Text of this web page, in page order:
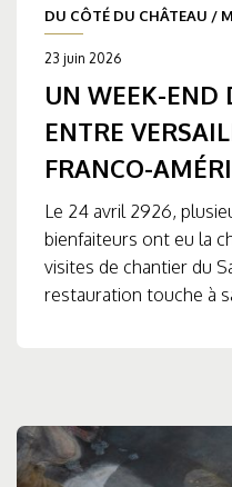
DU CÔTÉ DU CHÂTEAU /
23 juin 2026
UN WEEK-END
ENTRE
FRANCO-
Le 24 avril 2926,
bienfaiteurs ont eu la
visites de chantier du
restauration touche à